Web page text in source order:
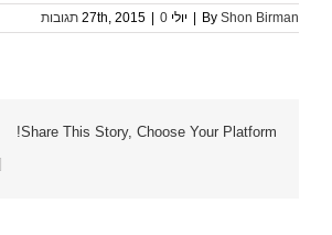
By Shon Birman יולי 27th, 2015 0 תגובות
Share This Story, Choose Your Platform!